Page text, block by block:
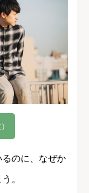
のに、なぜか
。